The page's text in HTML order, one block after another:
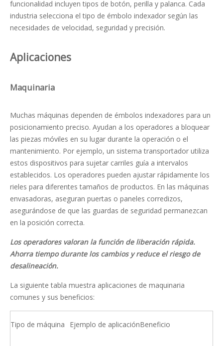
funcionalidad incluyen tipos de botón, perilla y palanca. Cada
industria selecciona el tipo de émbolo indexador según las
necesidades de velocidad, seguridad y precisión.
Aplicaciones
Maquinaria
Muchas máquinas dependen de émbolos indexadores para un
posicionamiento preciso. Ayudan a los operadores a bloquear
las piezas móviles en su lugar durante la operación o el
mantenimiento. Por ejemplo, un sistema transportador utiliza
estos dispositivos para sujetar carriles guía a intervalos
establecidos. Los operadores pueden ajustar rápidamente los
rieles para diferentes tamaños de productos. En las máquinas
envasadoras, aseguran puertas o paneles corredizos,
asegurándose de que las guardas de seguridad permanezcan
en la posición correcta.
Los operadores valoran la función de liberación rápida.
Ahorra tiempo durante los cambios y reduce el riesgo de
desalineación.
La siguiente tabla muestra aplicaciones de maquinaria
comunes y sus beneficios:
Tipo de máquina Ejemplo de aplicaciónBeneficio